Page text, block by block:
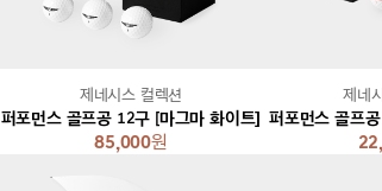
퍼포먼스 골프공 12구 [마그마 화이트]
85,000원
제네시스 컬렉션
퍼포먼스 골프
제네